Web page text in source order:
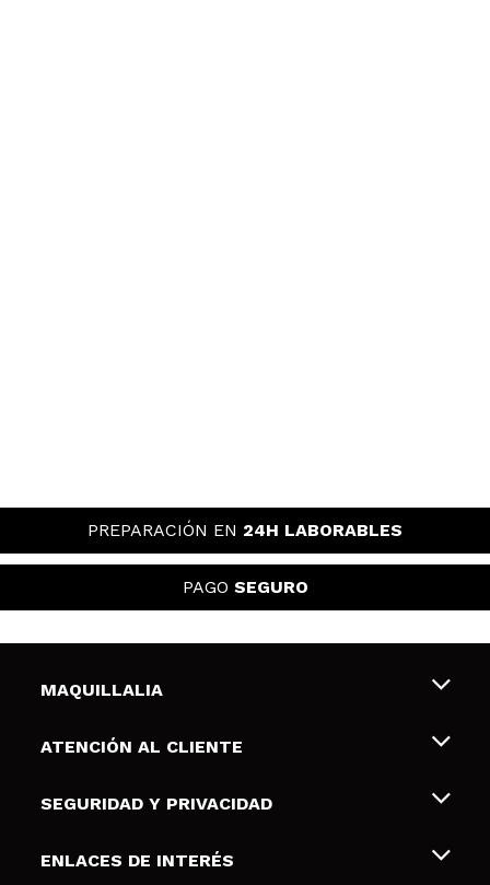
PREPARACIÓN EN 24H LABORABLES
PAGO SEGURO
MAQUILLALIA
Sobre nosotros
Tarjetas de Regalo
ATENCIÓN AL CLIENTE
Envíos y devoluciones
Formas de pago
SEGURIDAD Y PRIVACIDAD
Terminos y condiciones de uso
ENLACES DE INTERÉS